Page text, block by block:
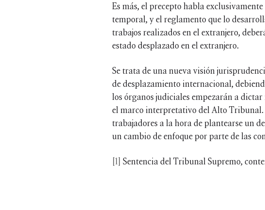
Es más, el precepto habla
temporal, y el reglamento que lo
trabajos realizados en el extranjero,
estado desplazado en el extranjero.
Se trata de una nueva visión
de desplazamiento internacional,
los órganos judiciales empezarán a dictar
el marco interpretativo del Alto Tribunal.
trabajadores a la hora de plantearse un
un cambio de enfoque por parte de las
[1] Sentencia del Tribunal Supremo,